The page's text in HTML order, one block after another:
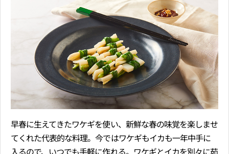
早春に生えてきたワケギを使い、新鮮な春の味覚を楽しませ
てくれた代表的な料理。今ではワケギもイカも一年中手に
入るので、いつでも手軽に作れる。ワケギとイカを別々に茹